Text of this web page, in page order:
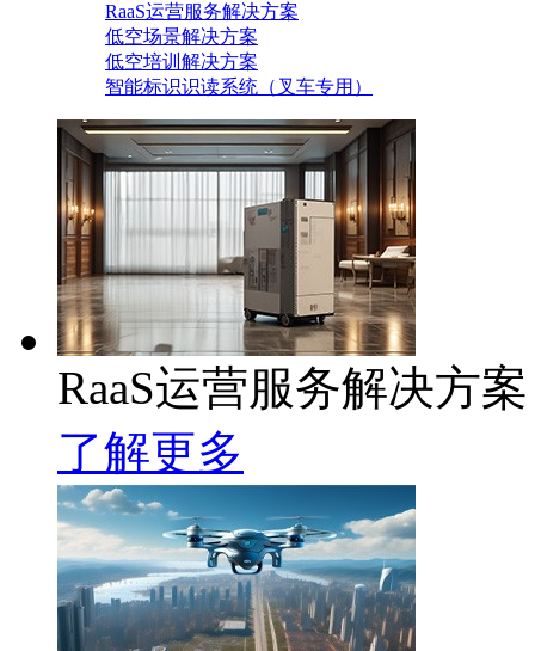
RaaS运营服务解决方案
低空场景解决方案
低空培训解决方案
智能标识识读系统（叉车专用）
RaaS运营服务解决方案
了解更多